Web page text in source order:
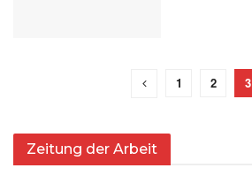
1 2 3
Zeitung der Arbeit